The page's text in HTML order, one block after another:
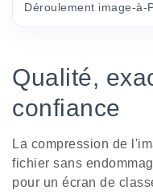
Déroulement image-à-
Qualité,
confiance
La compression de
fichier sans
pour un écran de